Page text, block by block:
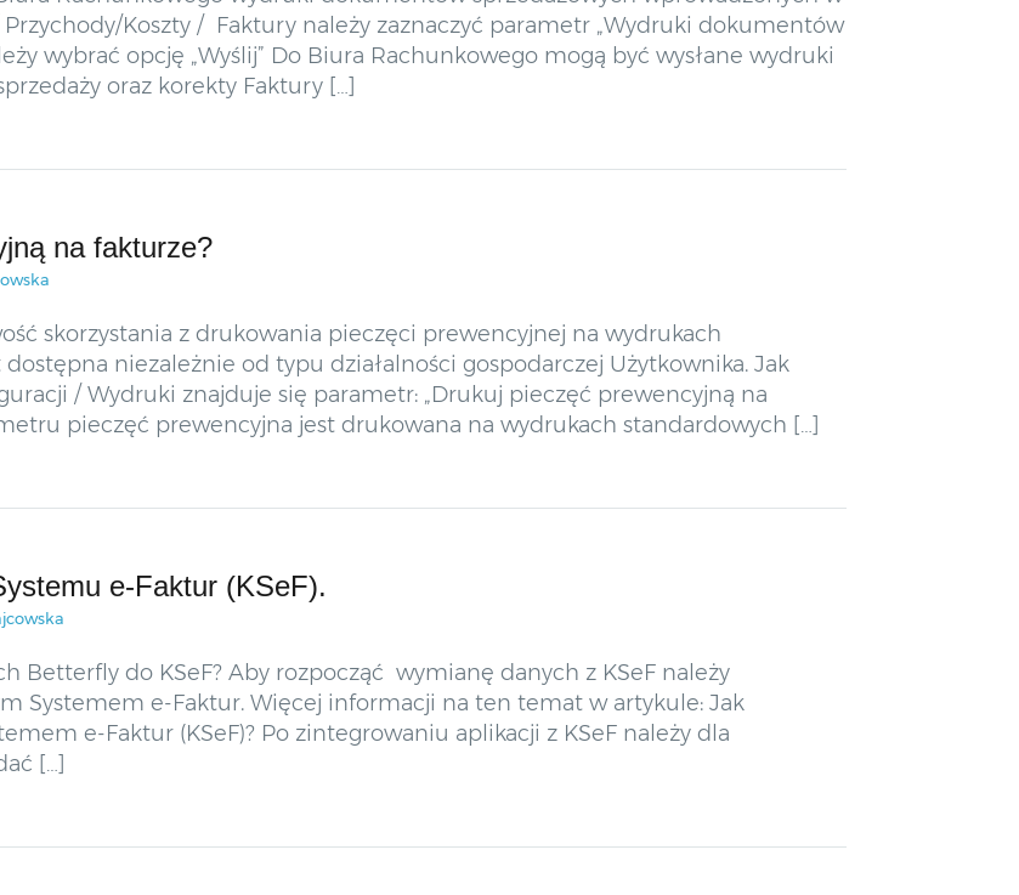
Koszty / Faktury należy zaznaczyć parametr „Wydruki dokumentów
wybrać opcję „Wyślij” Do Biura Rachunkowego mogą być wysłane wydruki
oraz korekty Faktury […]
na fakturze?
skorzystania z drukowania pieczęci prewencyjnej na wydrukach
niezależnie od typu działalności gospodarczej Użytkownika. Jak
/ Wydruki znajduje się parametr: „Drukuj pieczęć prewencyjną na
pieczęć prewencyjna jest drukowana na wydrukach standardowych […]
e-Faktur (KSeF).
Betterfly do KSeF? Aby rozpocząć wymianę danych z KSeF należy
Systemem e-Faktur. Więcej informacji na ten temat w artykule: Jak
e-Faktur (KSeF)? Po zintegrowaniu aplikacji z KSeF należy dla
[…]